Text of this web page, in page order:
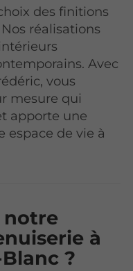
des finitions
réalisations
Avec
vous
mesure qui
apporte une
espace de vie à
notre
à
?